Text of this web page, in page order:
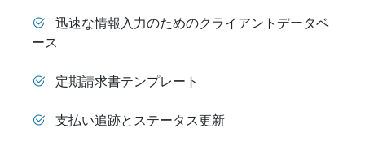
迅速な情報入力のためのクライアントデータベ
ース
定期請求書テンプレート
支払い追跡とステータス更新